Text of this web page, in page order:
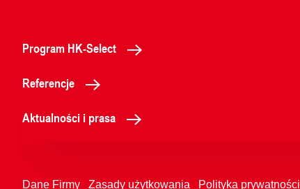
Program HK-Select
Referencje
Aktualności i prasa
Dane Firmy Zasady użytkowania Polityka prywatności